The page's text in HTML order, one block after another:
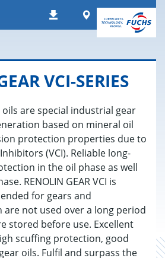
PobieraniaWorldwide
VCI-SE­RIES
oils are special industrial gear
based on mineral oil
protection properties due to
(VCI). Reliable long-
in the oil phase as well
RENOLIN GEAR VCI is
for gears and
are not used over a long period
stored before use. Excellent
scuffing protection, good
oils. Fulfil and surpass the